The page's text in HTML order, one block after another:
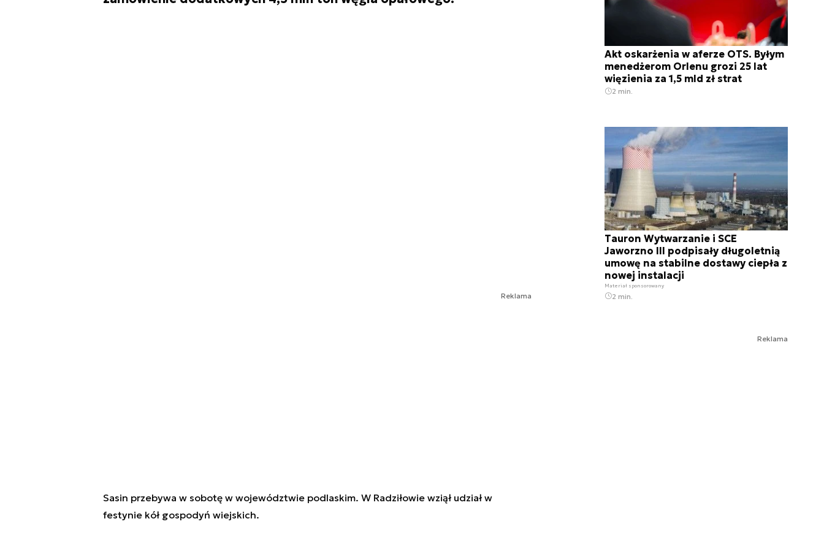
Reklama
Sasin przebywa w sobotę w województwie podlaskim. W Radziłowie wziął udział w
festynie kół gospodyń wiejskich.
Akt oskarżenia w aferze OTS. Byłym
menedżerom Orlenu grozi 25 lat
więzienia za 1,5 mld zł strat
2 min.
Tauron Wytwarzanie i SCE
Jaworzno III podpisały długoletnią
umowę na stabilne dostawy ciepła z
nowej instalacji
Materiał sponsorowany
2 min.
Reklama